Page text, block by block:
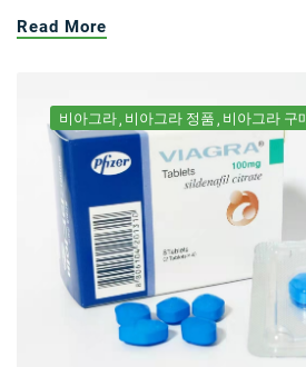
Read More
비아그라 비아그라 정품 비아그라 구